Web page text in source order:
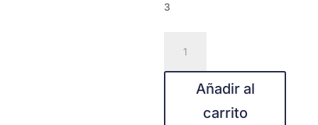
3
EyewearVO5607S
Polarized
W44/81Añadir al
carrito